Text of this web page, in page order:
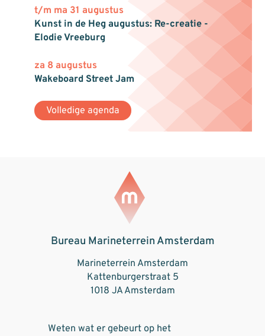
t/m ma 31 augustus
Kunst in de Heg augustus: Re-creatie -
Elodie Vreeburg
za 8 augustus
Wakeboard Street Jam
Volledige agenda
Bureau Marineterrein Amsterdam
Marineterrein Amsterdam
Kattenburgerstraat 5
1018 JA Amsterdam
Weten wat er gebeurt op het